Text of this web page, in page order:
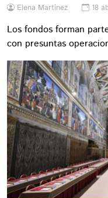
Elena Martínez 18
Los fondos forman
con presuntas